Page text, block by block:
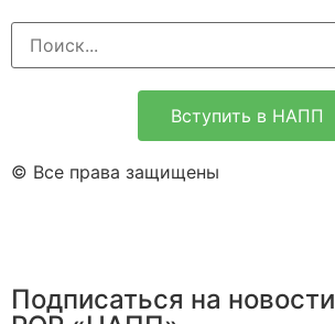
Вступить в НАПП
© Все права защищены
Подписаться на новости